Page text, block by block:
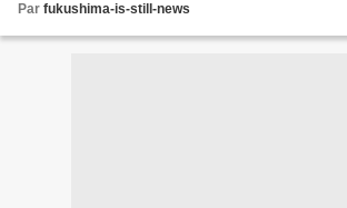
Par fukushima-is-still-news